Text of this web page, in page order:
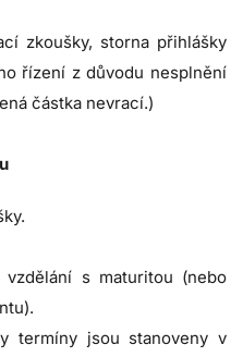
zkoušky, storna přihlášky
řízení z důvodu nesplnění
částka nevrací.)
vzdělání s maturitou (nebo
termíny jsou stanoveny v